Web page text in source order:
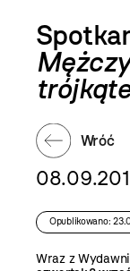
Wróć
Opublikowano:
Wraz z